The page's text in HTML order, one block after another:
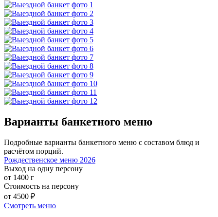
Варианты банкетного меню
Подробные варианты банкетного меню с составом блюд и
расчётом порций.
Рождественское меню 2026
Выход на одну персону
от 1400 г
Стоимость на персону
от 4500 ₽
Смотреть меню